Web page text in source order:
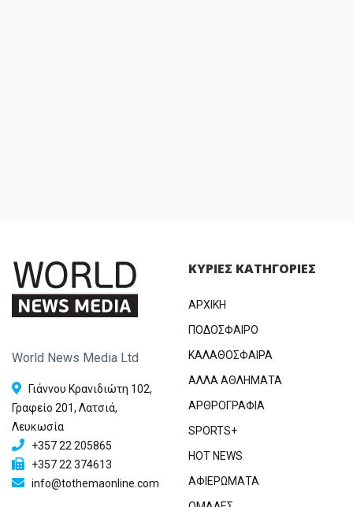
World News Media Ltd
Γιάννου Κρανιδιώτη 102,
Γραφείο 201, Λατσιά,
Λευκωσία
+357 22 205865
+357 22 374613
info@tothemaonline.com
ΚΥΡΙΕΣ ΚΑΤΗΓΟΡΙΕΣ
ΑΡΧΙΚΗ
ΠΟΔΟΣΦΑΙΡΟ
ΚΑΛΑΘΟΣΦΑΙΡΑ
ΑΛΛΑ ΑΘΛΗΜΑΤΑ
ΑΡΘΡΟΓΡΑΦΙΑ
SPORTS+
HOT NEWS
ΑΦΙΕΡΩΜΑΤΑ